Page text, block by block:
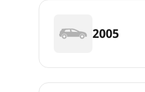
2005